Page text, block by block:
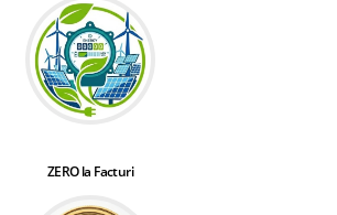
ZERO la Facturi